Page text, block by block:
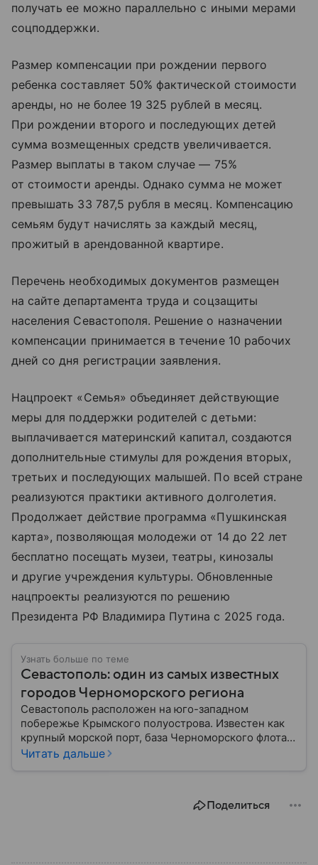
получать ее можно параллельно с иными мерами
соцподдержки.
Размер компенсации при рождении первого
ребенка составляет 50% фактической стоимости
аренды, но не более 19 325 рублей в месяц.
При рождении второго и последующих детей
сумма возмещенных средств увеличивается.
Размер выплаты в таком случае — 75%
от стоимости аренды. Однако сумма не может
превышать 33 787,5 рубля в месяц. Компенсацию
семьям будут начислять за каждый месяц,
прожитый в арендованной квартире.
Перечень необходимых документов размещен
на сайте департамента труда и соцзащиты
населения Севастополя. Решение о назначении
компенсации принимается в течение 10 рабочих
дней со дня регистрации заявления.
Нацпроект «Семья» объединяет действующие
меры для поддержки родителей с детьми:
выплачивается материнский капитал, создаются
дополнительные стимулы для рождения вторых,
третьих и последующих малышей. По всей стране
реализуются практики активного долголетия.
Продолжает действие программа «Пушкинская
карта», позволяющая молодежи от 14 до 22 лет
бесплатно посещать музеи, театры, кинозалы
и другие учреждения культуры. Обновленные
нацпроекты реализуются по решению
Президента РФ Владимира Путина с 2025 года.
Узнать больше по теме
Севастополь: один из самых известных
городов Черноморского региона
Севастополь расположен на юго-западном
побережье Крымского полуострова. Известен как
крупный морской порт, база Черноморского флота и
город с богатой военной историей, сыгравший
Читать дальше
Поделиться